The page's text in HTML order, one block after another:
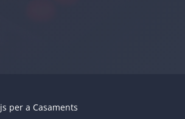
per a Casaments